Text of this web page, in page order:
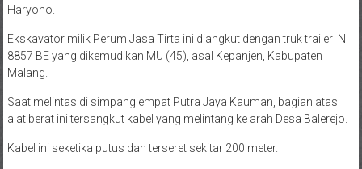
Haryono.
Ekskavator milik Perum Jasa Tirta ini diangkut dengan truk trailer N
8857 BE yang dikemudikan MU (45), asal Kepanjen, Kabupaten
Malang.
Saat melintas di simpang empat Putra Jaya Kauman, bagian atas
alat berat ini tersangkut kabel yang melintang ke arah Desa Balerejo.
Kabel ini seketika putus dan terseret sekitar 200 meter.